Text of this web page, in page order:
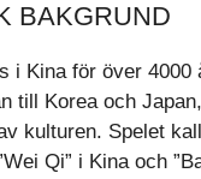
BAKGRUND
i Kina för över 4000
till Korea och
kulturen. Spelet
Qi” i Kina och